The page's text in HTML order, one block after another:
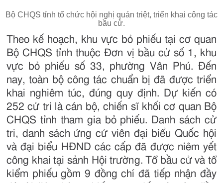
Bộ CHQS tỉnh tổ chức hội nghị quán triệt, triển khai công tác
bầu cử.
Theo kế hoạch, khu vực bỏ phiếu tại cơ quan
Bộ CHQS tỉnh thuộc Đơn vị bầu cử số 1, khu
vực bỏ phiếu số 33, phường Vân Phú. Đến
nay, toàn bộ công tác chuẩn bị đã được triển
khai nghiêm túc, đúng quy định. Dự kiến có
252 cử tri là cán bộ, chiến sĩ khối cơ quan Bộ
CHQS tỉnh tham gia bỏ phiếu. Danh sách cử
tri, danh sách ứng cử viên đại biểu Quốc hội
và đại biểu HĐND các cấp đã được niêm yết
công khai tại sảnh Hội trường. Tổ bầu cử và tổ
kiểm phiếu gồm 9 đồng chí đã tiếp nhận đầy